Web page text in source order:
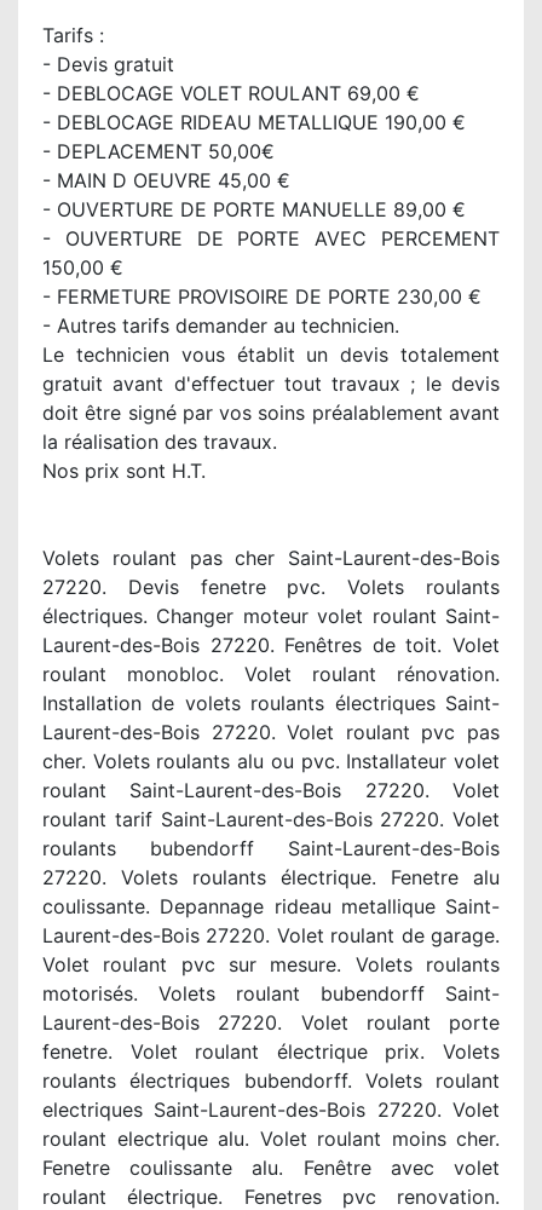
Tarifs :
- Devis gratuit
- DEBLOCAGE VOLET ROULANT 69,00 €
- DEBLOCAGE RIDEAU METALLIQUE 190,00 €
- DEPLACEMENT 50,00€
- MAIN D OEUVRE 45,00 €
- OUVERTURE DE PORTE MANUELLE 89,00 €
- OUVERTURE DE PORTE AVEC PERCEMENT
150,00 €
- FERMETURE PROVISOIRE DE PORTE 230,00 €
- Autres tarifs demander au technicien.
Le technicien vous établit un devis totalement
gratuit avant d'effectuer tout travaux ; le devis
doit être signé par vos soins préalablement avant
la réalisation des travaux.
Nos prix sont H.T.
Volets roulant pas cher Saint-Laurent-des-Bois
27220. Devis fenetre pvc. Volets roulants
électriques. Changer moteur volet roulant Saint-
Laurent-des-Bois 27220. Fenêtres de toit. Volet
roulant monobloc. Volet roulant rénovation.
Installation de volets roulants électriques Saint-
Laurent-des-Bois 27220. Volet roulant pvc pas
cher. Volets roulants alu ou pvc. Installateur volet
roulant Saint-Laurent-des-Bois 27220. Volet
roulant tarif Saint-Laurent-des-Bois 27220. Volet
roulants bubendorff Saint-Laurent-des-Bois
27220. Volets roulants électrique. Fenetre alu
coulissante. Depannage rideau metallique Saint-
Laurent-des-Bois 27220. Volet roulant de garage.
Volet roulant pvc sur mesure. Volets roulants
motorisés. Volets roulant bubendorff Saint-
Laurent-des-Bois 27220. Volet roulant porte
fenetre. Volet roulant électrique prix. Volets
roulants électriques bubendorff. Volets roulant
electriques Saint-Laurent-des-Bois 27220. Volet
roulant electrique alu. Volet roulant moins cher.
Fenetre coulissante alu. Fenêtre avec volet
roulant électrique. Fenetres pvc renovation.